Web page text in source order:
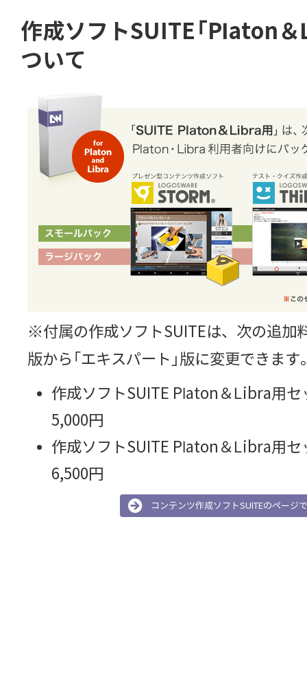
作成ソフトSUITE「Platon
ついて
※付属の作成ソフトSUITEは、次の追加
版から「エキスパート」版に変更できます
作成ソフトSUITE Platon＆Libra用セ
5,000円
作成ソフトSUITE Platon＆Libra用セ
6,500円
コンテンツ作成ソフトSUITEのページ